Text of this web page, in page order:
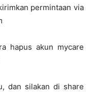
permintaan via
hapus akun mycare
dan silakan di share